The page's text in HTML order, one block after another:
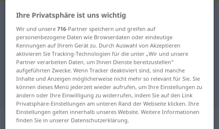
Deutsch-Schwedisch Wörterbuch
Deutsch-Schwedisch Übersetzung
für "beginnen"
"beginnen" Schwedisch
Übersetzung
„beginnen“: transitives Verb
Ihre Privatsphäre ist uns wichtig
Wir und unsere716-Partner speichern und greifen auf
personenbezogene Daten wie Browserdaten oder eindeutige
Kennungen auf Ihrem Gerät zu. Durch Auswahl von Akzeptieren
aktivieren Sie Tracking-Technologien für die unter „Wir und unsere
Partner verarbeiten Daten, um Ihnen Dienste bereitzustellen“
aufgeführten Zwecke. Wenn Tracker deaktiviert sind, sind manche
Inhalte und Anzeigen möglicherweise nicht mehr so relevant für Sie. Sie
können dieses Menü jederzeit wieder aufrufen, um Ihre Einstellungen zu
ändern oder Ihre Einwilligung zu widerrufen, indem Sie auf den Link
Privatsphäre-Einstellungen am unteren Rand der Webseite klicken. Ihre
Einstellungen gelten innerhalb unseres Website. Weitere Informationen
finden Sie in unserer Datenschutzerklärung.